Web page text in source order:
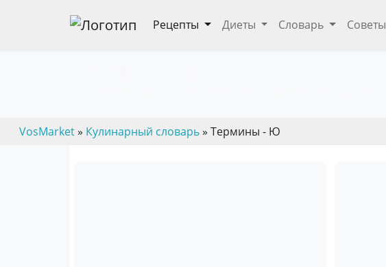
Рецепты Диеты Словарь Советы
VosMarket» Кулинарный словарь» Термины - Ю